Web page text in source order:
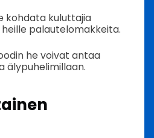
kohdata kuluttajia
palautelomakkeita.
he voivat antaa
älypuhelimillaan.